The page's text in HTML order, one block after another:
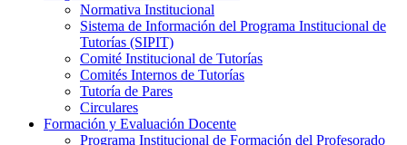
Normativa Institucional
Sistema de Información del Programa Institucional de
Tutorías (SIPIT)
Comité Institucional de Tutorías
Comités Internos de Tutorías
Tutoría de Pares
Circulares
Formación y Evaluación Docente
Programa Institucional de Formación del Profesorado